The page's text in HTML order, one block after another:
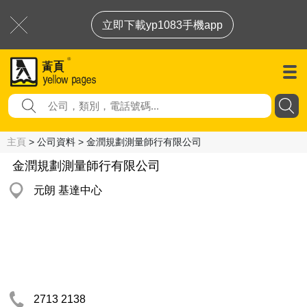
立即下載yp1083手機app
主頁 > 公司資料 > 金潤規劃測量師行有限公司
金潤規劃測量師行有限公司
元朗 基達中心
2713 2138